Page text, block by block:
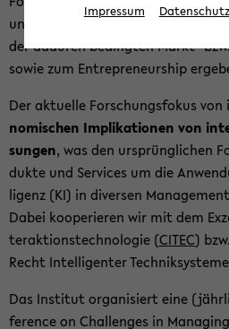
und Markt­ein­füh­rung von
der da­durch be­ding­ten Markt-​
sowie zum En­tre­pre­neur­ship
Der ak­tu­el­le For­schungs­fo­kus von
no­mi­schen Im­pli­ka­tio­nen von
sun­gen, was den ur­sprüng­li­chen
duk­te und Ser­vices um die
li­genz (KI) in di­ver­sen
Dabei ko­ope­rie­ren wir mit dem
ter­ak­ti­ons­tech­no­lo­gie (CITEC)
Recht In­tel­li­gen­ter
Das In­sti­tut or­ga­ni­siert eine
fe­rence on Chal­len­ges in
Impressum Datenschutz